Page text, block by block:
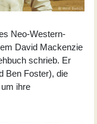
Neo-Western-
David Mackenzie
schrieb. Er
Ben Foster), die
ihre